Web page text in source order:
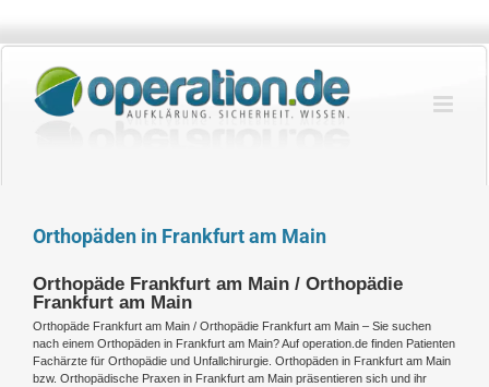
springen
Orthopäden in Frankfurt am Main
Orthopäde Frankfurt am Main / Orthopädie
Frankfurt am Main
Orthopäde Frankfurt am Main / Orthopädie Frankfurt am Main – Sie suchen
nach einem Orthopäden in Frankfurt am Main? Auf operation.de finden Patienten
Fachärzte für Orthopädie und Unfallchirurgie. Orthopäden in Frankfurt am Main
bzw. Orthopädische Praxen in Frankfurt am Main präsentieren sich und ihr